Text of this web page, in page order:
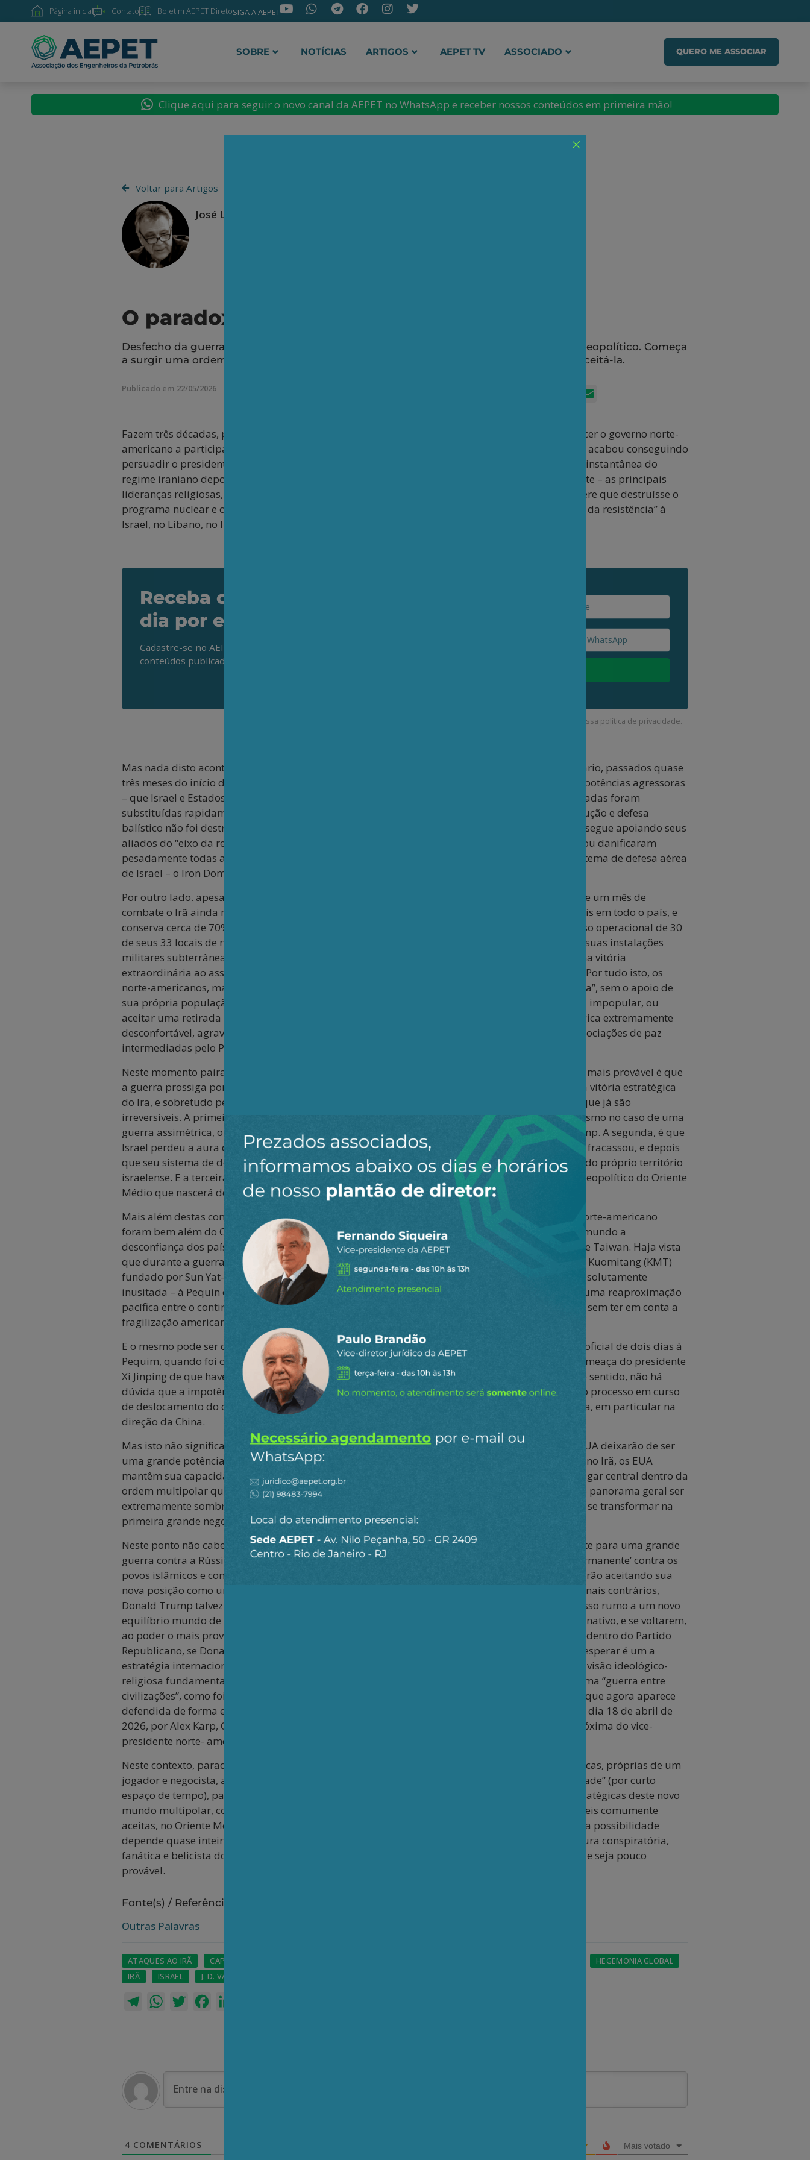
Página inicial Contato Boletim AEPET DiretoSIGA A AEPET
SOBRE NOTÍCIAS ARTIGOS AEPET TV ASSOCIADO QUERO ME ASSOCIAR
Clique aqui para seguir o novo canal da AEPET no WhatsApp e receber nossos conteúdos em primeira mão!
Voltar para Artigos
José Luís Fiori
O paradoxo de Ormuz
Desfecho da guerra é incerto. Mas fracasso inicial dos EUA e Israel já produz terremoto geopolítico. Começa
a surgir uma ordem multipolar. E Trump, o cínico, pode ser (quem diria?) o primeiro a aceitá-la.
Publicado em 22/05/2026 FacebookLinkedIn
Fazem três décadas, pelo menos, que Benjamin Netanyahu conspira continuamente para convencer o governo norte-
americano a participar de um ataque conjunto, massivo, relâmpago, e devastador, contra o Irã. E acabou conseguindo
persuadir o presidente Donald Trump de que obteria uma vitória rápida e uma mudança quase instantânea do
regime iraniano depois que a aviação israelense assassinasse – nos primeiros minutos do combate – as principais
lideranças religiosas, civis e militares do povo persa. Promovendo a instalação de um governo títere que destruísse o
programa nuclear e o sistema de defesa balístico iraniano, e que suspendesse seu apoio ao “eixo da resistência” à
Israel, no Líbano, no Iraque e no Yemen.
Receba os destaques do
dia por e-mail
Cadastre-se no AEPET Direto para receber os principais
conteúdos publicados em nosso site.
Ao clicar em “Cadastrar” você aceita receber nossos e-mails e concorda com a nossa política de privacidade.
Mas nada disto aconteceu depois do ataque surpresa do dia 28 de fevereiro de 2026.. Pelo contrário, passados quase
três meses do início do conflito, pode-se dizer – do ponto de vista dos objetivos declarados pelas potências agressoras
– que Israel e Estados Unidos sofreram uma grande derrota estratégica. As autoridades assassinadas foram
substituídas rapidamente, o programa nuclear iraniano não foi desativado, seu sistema de produção e defesa
balístico não foi destruído, as suas reservas de uranio enriquecido não foram localizadas, e o Irã segue apoiando seus
aliados do “eixo da resistência”. Além disto, os mísseis e drones iranianos atingiram, destruíram ou danificaram
pesadamente todas as bases americanas ao redor do Golfo Pérsico, além de terem “vazado” o sistema de defesa aérea
de Israel – o Iron Dome, que era considerado indevassável.
Por outro lado. apesar do bombardeio, massivo e contínuo do território iraniano, durante mais de um mês de
combate o Irã ainda mantém – segundo a inteligência americana – 70% de seus lançadores móveis em todo o país, e
conserva cerca de 70% do seu arsenal do pré-guerra. E além disto, conseguiu restabelecer o acesso operacional de 30
de seus 33 locais de mísseis ao longo do Estreito de Ormuz, tendo recuperado o acesso a 90% de suas instalações
militares subterrâneas. E apesar da destruição causada pelos bombardeios, o Irã conquistou uma vitória
extraordinária ao assumir o controle militar e a soberania econômica sobre o Estreito de Ormuz. Por tudo isto, os
norte-americanos, mais do que os israelenses, encontram-se neste momento num “beco sem saída”, sem o apoio de
sua própria população e divididos entre a alternativa de prosseguir indefinidamente uma guerra impopular, ou
aceitar uma retirada e um acordo de paz que eles consideram humilhante. Uma posição estratégica extremamente
desconfortável, agravada pelo fato que neste momento é o Irã que está “dando as cartas” nas negociações de paz
intermediadas pelo Paquistão, e sustentadas pela China.
Neste momento paira no ar uma enorme incerteza com relação ao desfecho desse conflito, mas o mais provável é que
a guerra prossiga por tempo indeterminado. Assim mesmo, o terremoto mundial provocado pela vitória estratégica
do Ira, e sobretudo pelo seu controle do Estreito de Ormuz, produziu três sequelas, pelo menos, que já são
irreversíveis. A primeira, é que ficaram explícitos os limites do poder militar norte-americano, mesmo no caso de uma
guerra assimétrica, o que atinge em cheio o projeto de supremacia militar global de Donald Trump. A segunda, é que
Israel perdeu a aura de sua invencibilidade, depois que sua estratégia dos assassinatos seletivos fracassou, e depois
que seu sistema de defesa foi vazado, e depois que suas bases militares foram atingidas, dentro do próprio território
israelense. E a terceira é que o Irã já conquistou uma nova posição hierárquica dentro do mapa geopolítico do Oriente
Médio que nascerá desta guerra, com relação aos países árabes, e com relação a Israel.
Mais além destas consequências imediatas, os efeitos em cadeia desse grande erro estratégico norte-americano
foram bem além do Oriente Médio. Parece não haver dúvida, por exemplo, que cresceu em todo mundo a
desconfiança dos países que dependem da “proteção militar’ dos EUA, como é o caso exemplar de Taiwan. Haja vista
que durante a guerra, a líder do principal partido de oposição de Taiwan, (o partido nacionalista Kuomitang (KMT)
fundado por Sun Yat-sen, em 1912) a senhora Cheng Li-Un fez uma visita oficial de cinco dias – absolutamente
inusitada – à Pequin onde discutiu pessoalmente com o presidente Xi Jinping a possibilidade de uma reaproximação
pacífica entre o continente chinês e sua “ilha rebelde”. Um acontecimento difícil de ser imaginado sem ter em conta a
fragilização americana frente aos seus “protetorados militares”.
E o mesmo pode ser dito com relação à posição do presidente Donald Trump, durante sua visita oficial de dois dias à
Pequim, quando foi obrigado a tratar a China de igual para igual e teve que ouvir em silencio a ameaça do presidente
Xi Jinping de que haverá guerra se os EUA intervierem a favor da independência de Taiwan. Neste sentido, não há
dúvida que a impotência dos EUA frente ao fechamento iraniano do Estreito de Ormuz acelerou o processo em curso
de deslocamento do centro do poder político e econômico do Sistema Mundial, na direção da Ásia, em particular na
direção da China.
Mas isto não significa, de forma alguma, o fim do “poder americano”, nem muito menos que os EUA deixarão de ser
uma grande potência durante o Século XXI. Mesmo derrotados no Vietnã, no Afeganistão e agora no Irã, os EUA
mantêm sua capacidade global de atacar, punir e destruir seus “desafetos”, e isto lhe assegura lugar central dentro da
ordem multipolar que estará sendo construída ao longo deste novo século. Além disto, apesar do panorama geral ser
extremamente sombrio, não é impossível que as negociações em torno à “Paz de Ormuz” possam se transformar na
primeira grande negociação da nova era multipolar do sistema mundial.
Neste ponto não cabe dúvida sobre a posição belicista dos europeus que se preparam atualmente para uma grande
guerra contra a Rússia. E não se deve esperar que Israel abdique de sua estratégia de “guerra permanente’ contra os
povos islâmicos e contra o Irã em particular. E portanto, todas a questão é saber se os EUA acabarão aceitando sua
nova posição como uma entre outras potencias equivalentes. E neste ponto, apesar de todos os sinais contrários,
Donald Trump talvez ainda seja o líder norte-americano com maior possibilidade de dar este passo rumo a um novo
equilíbrio mundo de poder. Neste momento, o Partido Democrata está sem nenhum projeto alternativo, e se voltarem,
ao poder o mais provável é que se alinhem com os europeus numa guerra geral com os russos. E dentro do Partido
Republicano, se Donald Trump for sucedido por David Vance ou por Marco Rubio, o que se deve esperar é um a
estratégia internacional igualmente agressiva e baseada na força, mas complementada por uma visão ideológico-
religiosa fundamentalista de defesa da civilização ocidental, branca e cristã, e de promoção de uma “guerra entre
civilizações”, como foi antecipado por Samuel Huntington, na década de 90 do século passado, e que agora aparece
defendida de forma explícita, no manifesto de 22 pontos publicado no jornal New York Times, no dia 18 de abril de
2026, por Alex Karp, CEO da Empresa Palantir, estreitamente associada ao Pentágono e muito próxima do vice-
presidente norte- americano, e David Vence.
Neste contexto, paradoxalmente o realismo pragmático, quase cínico e sem pretensões catequéticas, próprias de um
jogador e negocista, admirador da força e do dinheiro representa uma rara “janela de oportunidade” (por curto
espaço de tempo), para uma negociação com a China e com a Rússia, inicialmente, das bases estratégicas deste novo
mundo multipolar, começando pela definição de algumas de suas linhas vermelhas intransponíveis comumente
aceitas, no Oriente Médio, no Pacífico, no Atlântico, e na própria Europa. Mas nesse momento, esta possibilidade
depende quase inteiramente da capacidade do presidente norte-americano se impor frente à figura conspiratória,
fanática e belicista do seu sócio Benjamin Netanyahu. Isto será possível? Sim, é possível, ainda que seja pouco
provável.
Fonte(s) / Referência(s):
Outras Palavras
ATAQUES AO IRÃ CAPA
HEGEMONIA GLOBAL
IRÃ
ISRAEL J. D. VANCE
TelegramWhatsAppTwitterFacebook
4 COMENTÁRIOS Mais votado